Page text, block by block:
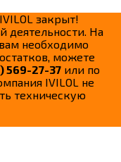
закрыт!
деятельности. На
необходимо
можете
569-27-37 или по
IVILOL не
техническую